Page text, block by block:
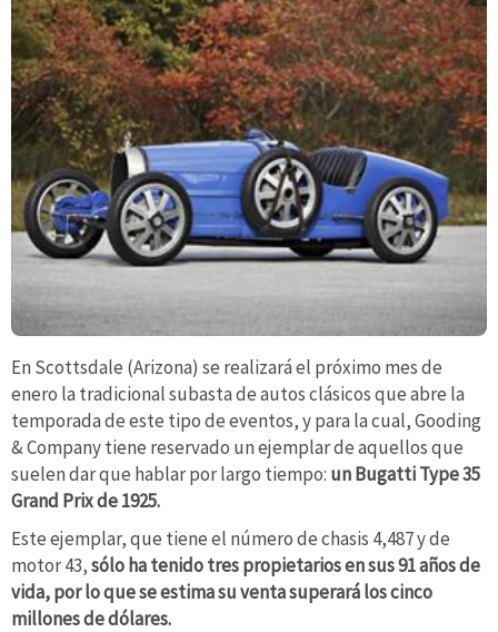
En Scottsdale (Arizona) se realizará el próximo mes de
enero la tradicional subasta de autos clásicos que abre la
temporada de este tipo de eventos, y para la cual, Gooding
& Company tiene reservado un ejemplar de aquellos que
suelen dar que hablar por largo tiempo: un Bugatti Type 35
Grand Prix de 1925.
Este ejemplar, que tiene el número de chasis 4,487 y de
motor 43,sólo ha tenido tres propietarios en sus 91 años de
vida, por lo que se estima su venta superará los cinco
millones de dólares.